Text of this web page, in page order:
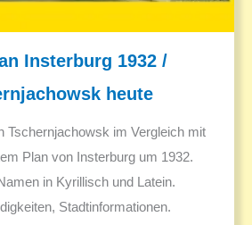
Insterburg 1932 /
heute
Tschernjachowsk im Vergleich mit
Plan von Insterburg um 1932.
in Kyrillisch und Latein.
Stadtinformationen.